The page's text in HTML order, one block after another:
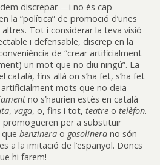
discrepar —i no és cap
la “política” de promoció d’unes
Tot i considerar la teva visió
i defensable, discrep en la
de “crear artificialment
un mot que no diu ningú”. La
català, fins allà on s’ha fet, s’ha fet
mots que no deia
no s’haurien estès en català
, vaga, o, fins i tot, teatre o telèfon.
promogueren per a substituir
benzinera o gasolinera no són
a la imitació de l’espanyol. Doncs
hi farem!